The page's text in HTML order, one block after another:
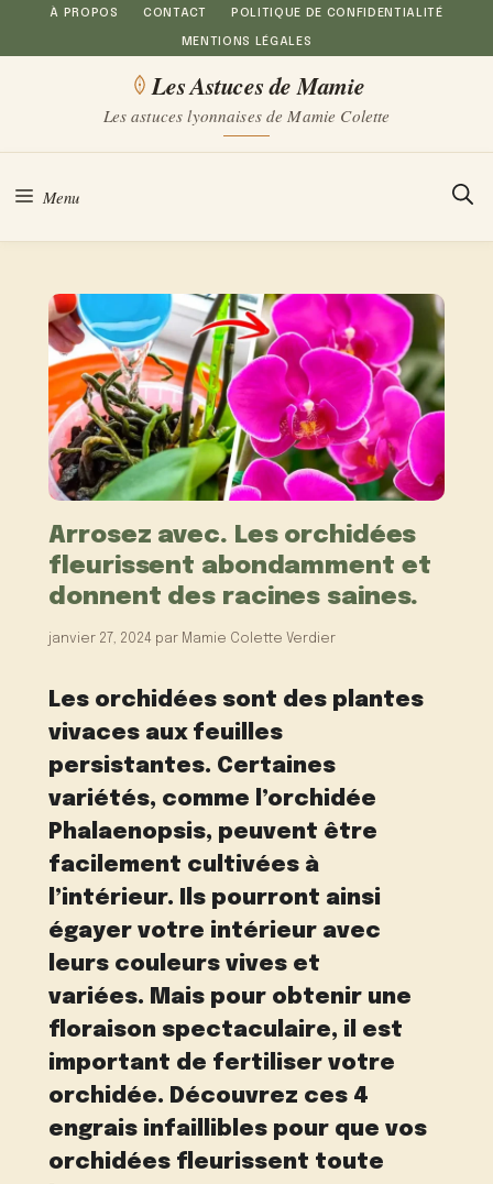
Aller
au
À PROPOS CONTACT POLITIQUE DE CONFIDENTIALITÉ
MENTIONS LÉGALES
Les Astuces de Mamie
Les astuces lyonnaises de Mamie Colette
Menu
Arrosez avec. Les orchidées
fleurissent abondamment et
donnent des racines saines.
janvier 27, 2024 par Mamie Colette Verdier
Les orchidées sont des plantes
vivaces aux feuilles
persistantes. Certaines
variétés, comme l’orchidée
Phalaenopsis, peuvent être
facilement cultivées à
l’intérieur. Ils pourront ainsi
égayer votre intérieur avec
leurs couleurs vives et
variées. Mais pour obtenir une
floraison spectaculaire, il est
important de fertiliser votre
orchidée. Découvrez ces 4
engrais infaillibles pour que vos
orchidées fleurissent toute